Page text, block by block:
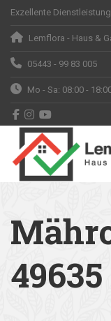
Exzellente
Lemflora - Haus &
05443 - 99 83 005
Mo - Sa: 08:00 -